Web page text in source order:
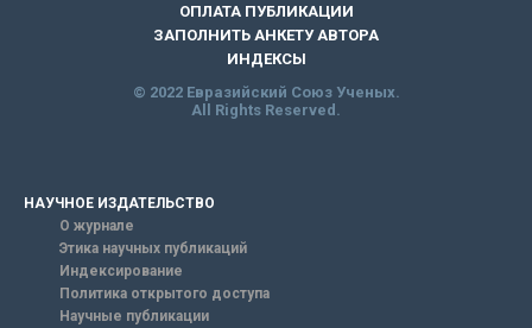
ОПЛАТА ПУБЛИКАЦИИ
ЗАПОЛНИТЬ АНКЕТУ АВТОРА
ИНДЕКСЫ
© 2022 Евразийский Союз Ученых.
All Rights Reserved.
НАУЧНОЕ ИЗДАТЕЛЬСТВО
О журнале
Этика научных публикаций
Индексирование
Политика открытого доступа
Научные публикации